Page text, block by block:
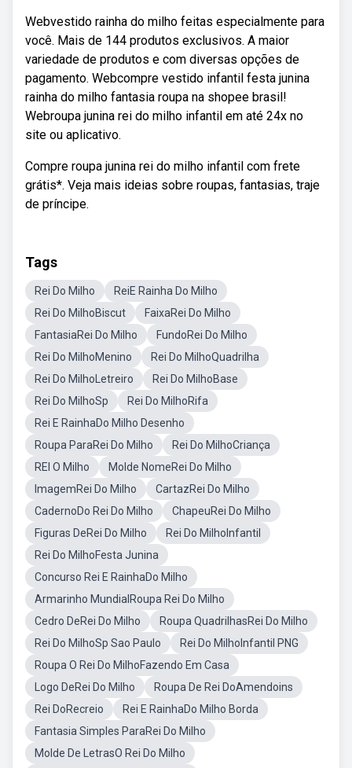
Webvestido rainha do milho feitas especialmente para
você. Mais de 144 produtos exclusivos. A maior
variedade de produtos e com diversas opções de
pagamento. Webcompre vestido infantil festa junina
rainha do milho fantasia roupa na shopee brasil!
Webroupa junina rei do milho infantil em até 24x no
site ou aplicativo.
Compre roupa junina rei do milho infantil com frete
grátis*. Veja mais ideias sobre roupas, fantasias, traje
de príncipe.
Tags
Rei Do Milho
ReiE Rainha Do Milho
Rei Do MilhoBiscut
FaixaRei Do Milho
FantasiaRei Do Milho
FundoRei Do Milho
Rei Do MilhoMenino
Rei Do MilhoQuadrilha
Rei Do MilhoLetreiro
Rei Do MilhoBase
Rei Do MilhoSp
Rei Do MilhoRifa
Rei E RainhaDo Milho Desenho
Roupa ParaRei Do Milho
Rei Do MilhoCriança
REI O Milho
Molde NomeRei Do Milho
ImagemRei Do Milho
CartazRei Do Milho
CadernoDo Rei Do Milho
ChapeuRei Do Milho
Figuras DeRei Do Milho
Rei Do MilhoInfantil
Rei Do MilhoFesta Junina
Concurso Rei E RainhaDo Milho
Armarinho MundialRoupa Rei Do Milho
Cedro DeRei Do Milho
Roupa QuadrilhasRei Do Milho
Rei Do MilhoSp Sao Paulo
Rei Do MilhoInfantil PNG
Roupa O Rei Do MilhoFazendo Em Casa
Logo DeRei Do Milho
Roupa De Rei DoAmendoins
Rei DoRecreio
Rei E RainhaDo Milho Borda
Fantasia Simples ParaRei Do Milho
Molde De LetrasO Rei Do Milho